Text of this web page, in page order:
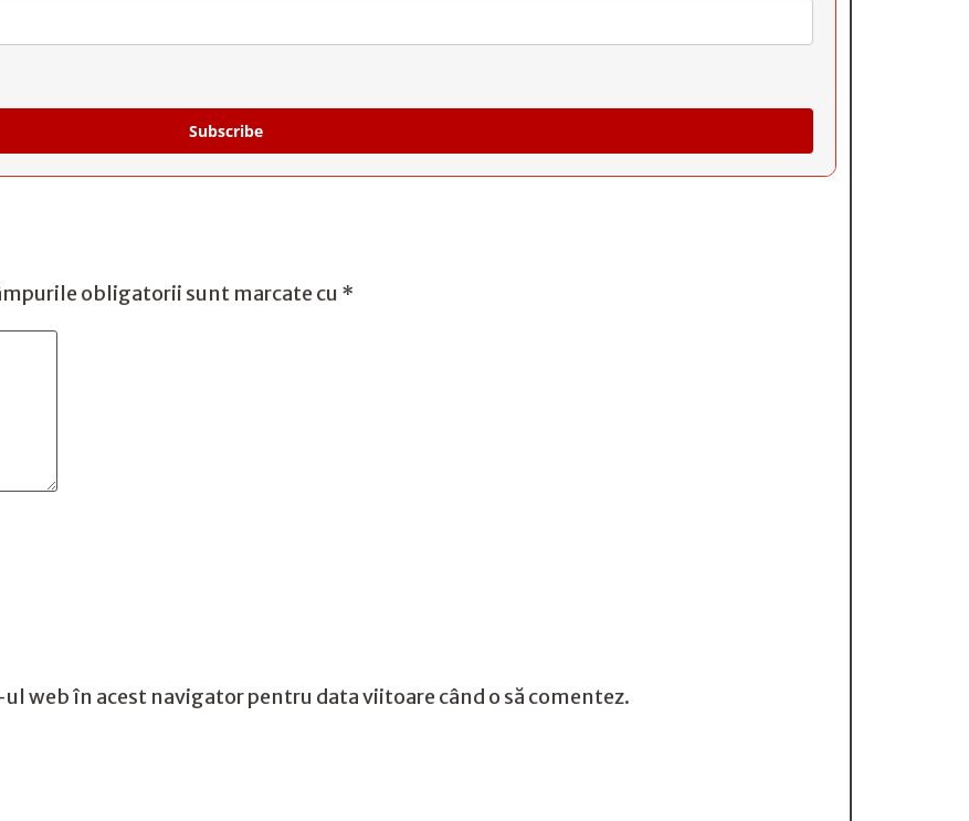
Subscribe
obligatorii sunt marcate cu *
web în acest navigator pentru data viitoare când o să comentez.